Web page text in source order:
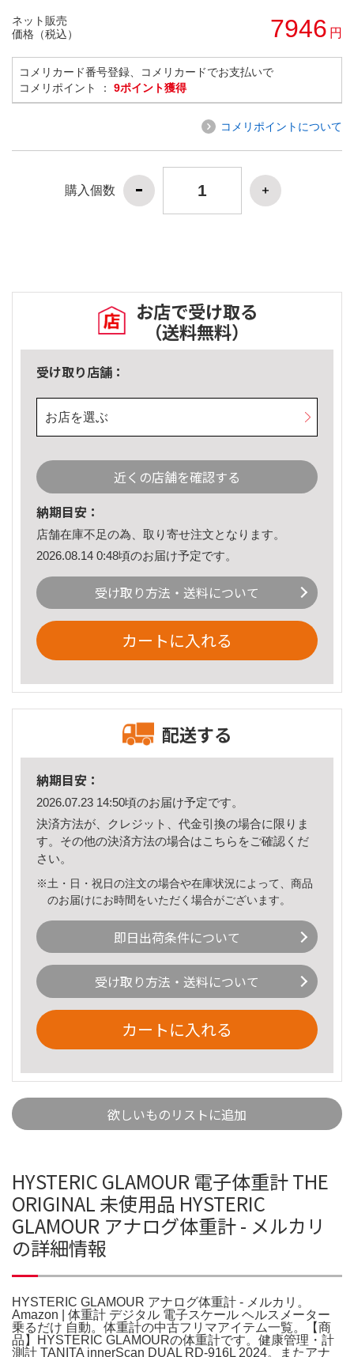
ネット販売
価格（税込）
7946 円
コメリカード番号登録、コメリカードでお支払いで
コメリポイント ： 9ポイント獲得
コメリポイントについて
購入個数
お店で受け取る
（送料無料）
受け取り店舗：
お店を選ぶ
近くの店舗を確認する
納期目安：
店舗在庫不足の為、取り寄せ注文となります。
2026.08.14 0:48頃のお届け予定です。
受け取り方法・送料について
カートに入れる
配送する
納期目安：
2026.07.23 14:50頃のお届け予定です。
決済方法が、クレジット、代金引換の場合に限りま
す。その他の決済方法の場合はこちら をご確認くだ
さい。
※土・日・祝日の注文の場合や在庫状況によって、商品
のお届けにお時間をいただく場合がございます。
即日出荷条件について
受け取り方法・送料について
カートに入れる
欲しいものリストに追加
HYSTERIC GLAMOUR 電子体重計 THE
ORIGINAL 未使用品 HYSTERIC
GLAMOUR アナログ体重計 - メルカリ
の詳細情報
HYSTERIC GLAMOUR アナログ体重計 - メルカリ。
Amazon | 体重計 デジタル 電子スケール ヘルスメーター
乗るだけ 自動。体重計の中古フリマアイテム一覧。【商
品】HYSTERIC GLAMOURの体重計です。健康管理・計
測計 TANITA innerScan DUAL RD-916L 2024。またアナ